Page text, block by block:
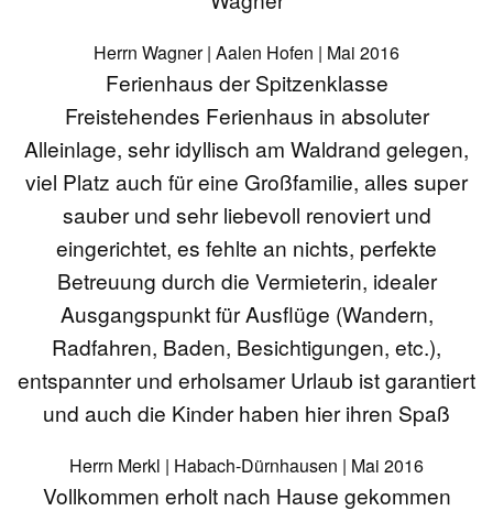
Herrn Wagner | Aalen Hofen | Mai 2016
Ferienhaus der Spitzenklasse
Freistehendes Ferienhaus in absoluter
Alleinlage, sehr idyllisch am Waldrand gelegen,
viel Platz auch für eine Großfamilie, alles super
sauber und sehr liebevoll renoviert und
eingerichtet, es fehlte an nichts, perfekte
Betreuung durch die Vermieterin, idealer
Ausgangspunkt für Ausflüge (Wandern,
Radfahren, Baden, Besichtigungen, etc.),
entspannter und erholsamer Urlaub ist garantiert
und auch die Kinder haben hier ihren Spaß
Herrn Merkl | Habach-Dürnhausen | Mai 2016
Vollkommen erholt nach Hause gekommen